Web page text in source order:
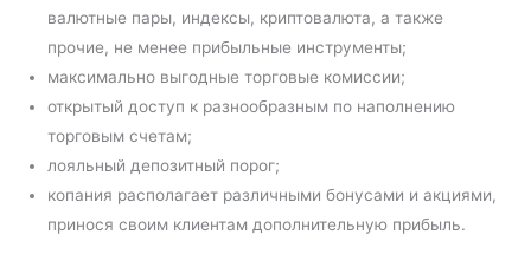
валютные пары, индексы, криптовалюта, а также
прочие, не менее прибыльные инструменты;
максимально выгодные торговые комиссии;
открытый доступ к разнообразным по наполнению
торговым счетам;
лояльный депозитный порог;
копания располагает различными бонусами и акциями,
принося своим клиентам дополнительную прибыль.